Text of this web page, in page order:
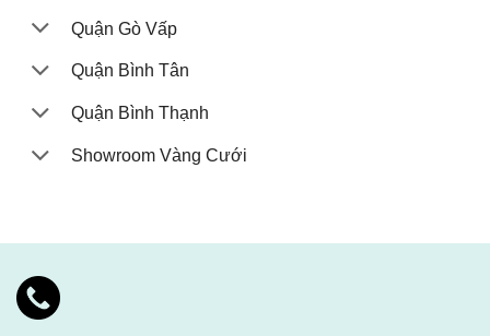
Quận Gò Vấp
Quận Bình Tân
Quận Bình Thạnh
Showroom Vàng Cưới